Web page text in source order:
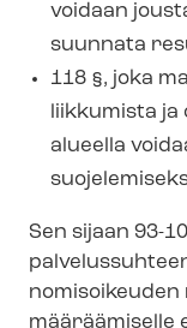
voidaan
suunnata
118 §, joka
liikkumista
alueella
Sen sijaan 93-
määräämiselle